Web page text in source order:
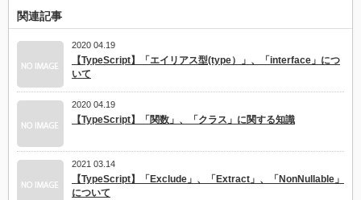
関連記事
2020 04.19
【TypeScript】「エイリアス型(type）」、「interface」につ
いて
2020 04.19
【TypeScript】「関数」、「クラス」に関する知識
2021 03.14
【TypeScript】「Exclude」、「Extract」、「NonNullable」
について